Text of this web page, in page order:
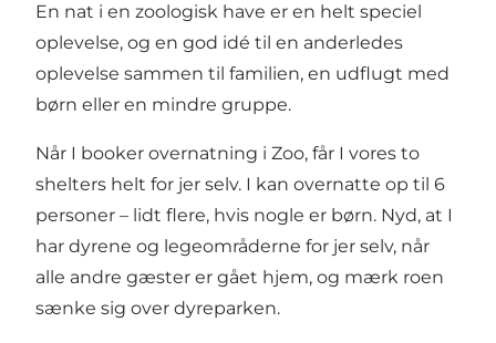
En nat i en zoologisk have er en helt speciel
oplevelse, og en god idé til en anderledes
oplevelse sammen til familien, en udflugt med
børn eller en mindre gruppe.
Når I booker overnatning i Zoo, får I vores to
shelters helt for jer selv. I kan overnatte op til 6
personer – lidt flere, hvis nogle er børn. Nyd, at I
har dyrene og legeområderne for jer selv, når
alle andre gæster er gået hjem, og mærk roen
sænke sig over dyreparken.